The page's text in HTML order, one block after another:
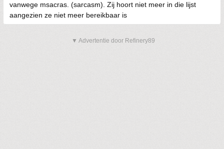
vanwege msacras. (sarcasm). Zij hoort niet meer in die lijst
aangezien ze niet meer bereikbaar is
▼ Advertentie door Refinery89